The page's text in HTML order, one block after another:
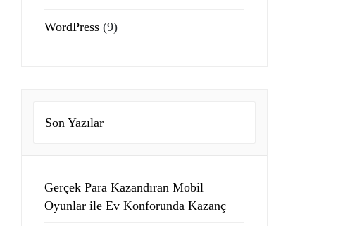
WordPress (9)
Son Yazılar
Gerçek Para Kazandıran Mobil
Oyunlar ile Ev Konforunda Kazanç